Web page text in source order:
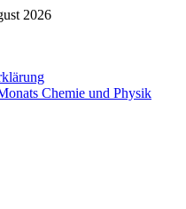
2026
Chemie und Physik